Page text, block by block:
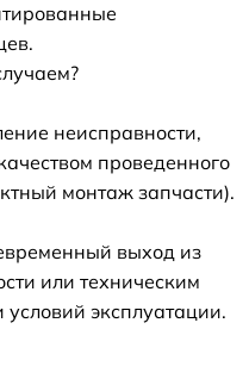
неисправности,
проведенного
монтаж запчасти).
выход из
или техническим
эксплуатации.